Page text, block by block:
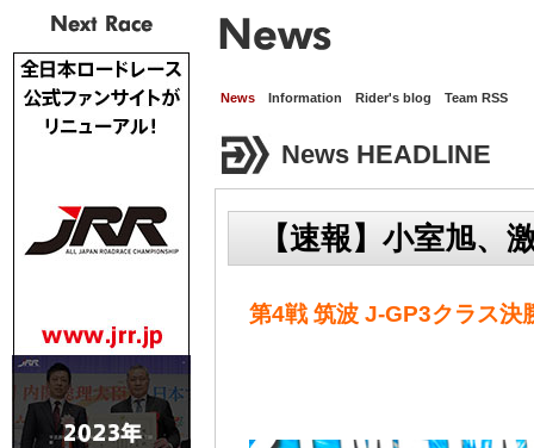
Next Race
News Information Rider's blog Team RSS
News HEADLINE
【速報】小室旭、
第4戦 筑波 J-GP3クラス決